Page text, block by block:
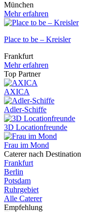
München
Mehr erfahren
Place to be – Kreisler
Frankfurt
Mehr erfahren
Top Partner
AXICA
Adler-Schiffe
3D Locationfreunde
Frau im Mond
Caterer nach Destination
Frankfurt
Berlin
Potsdam
Ruhrgebiet
Alle Caterer
Empfehlung